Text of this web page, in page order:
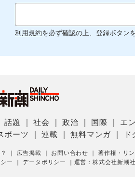
利用規約を必ず確認の上、登録ボタン
話題 ｜社会 ｜政治 国際 エ
ポーツ ｜連載 ｜無料マンガ
広告掲載 お問い合わせ ｜著作権・リン
ー
｜データポリシー 運営：株式会社新潮社